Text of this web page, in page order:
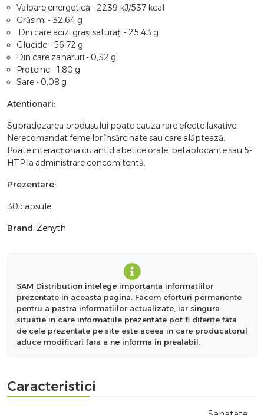
Valoare energetică - 2239 kJ/537 kcal
Grăsimi - 32,64 g
Din care acizi grași saturați - 25,43 g
Glucide - 56,72 g
Din care zaharuri - 0,32 g
Proteine - 1,80 g
Sare - 0,08 g
Atentionari:
Supradozarea produsului poate cauza rare efecte laxative.
Nerecomandat femeilor însărcinate sau care alăptează.
Poate interacționa cu antidiabetice orale, betablocante sau 5-
HTP la administrare concomitentă.
Prezentare:
30 capsule
Brand: Zenyth
SAM Distribution intelege importanta informatiilor
prezentate in aceasta pagina. Facem eforturi permanente
pentru a pastra informatiilor actualizate, iar singura
situatie in care informatiile prezentate pot fi diferite fata
de cele prezentate pe site este aceea in care producatorul
aduce modificari fara a ne informa in prealabil.
Caracteristici